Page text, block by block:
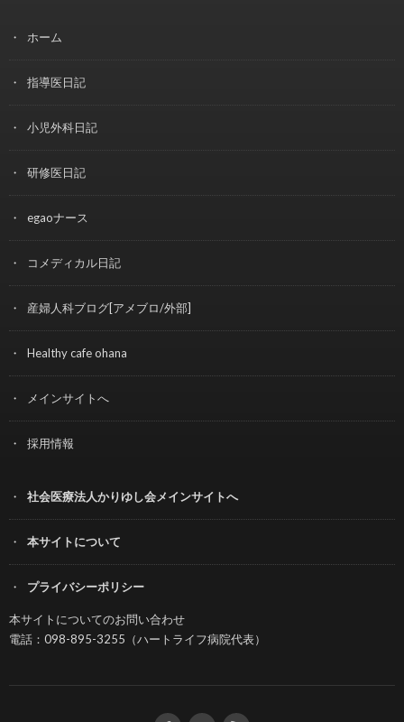
ホーム
指導医日記
小児外科日記
研修医日記
egaoナース
コメディカル日記
産婦人科ブログ[アメブロ/外部]
Healthy cafe ohana
メインサイトへ
採用情報
社会医療法人かりゆし会メインサイトへ
本サイトについて
プライバシーポリシー
本サイトについてのお問い合わせ
電話：098-895-3255（ハートライフ病院代表）